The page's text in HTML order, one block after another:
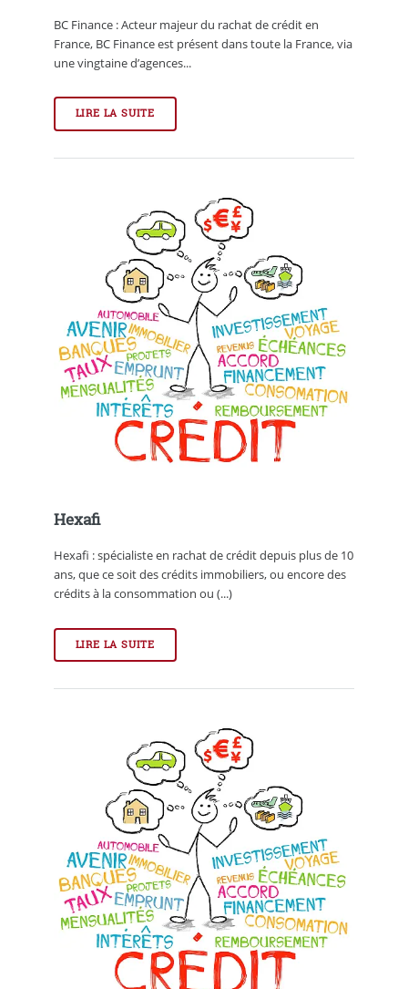
BC Finance : Acteur majeur du rachat de crédit en
France, BC Finance est présent dans toute la France, via
une vingtaine d’agences...
LIRE LA SUITE
Hexafi
Hexafi : spécialiste en rachat de crédit depuis plus de 10
ans, que ce soit des crédits immobiliers, ou encore des
crédits à la consommation ou (...)
LIRE LA SUITE